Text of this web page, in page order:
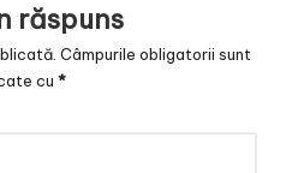
răspuns
Câmpurile obligatorii sunt
cu *